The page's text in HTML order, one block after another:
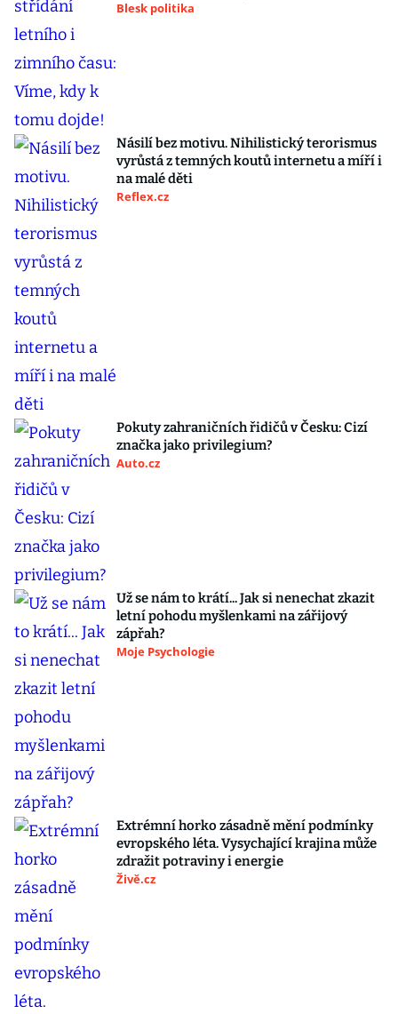
Blesk politika
Násilí bez motivu. Nihilistický terorismus
vyrůstá z temných koutů internetu a míří i
na malé děti
Reflex.cz
Pokuty zahraničních řidičů v Česku: Cizí
značka jako privilegium?
Auto.cz
Už se nám to krátí... Jak si nenechat zkazit
letní pohodu myšlenkami na zářijový
zápřah?
Moje Psychologie
Extrémní horko zásadně mění podmínky
evropského léta. Vysychající krajina může
zdražit potraviny i energie
Živě.cz